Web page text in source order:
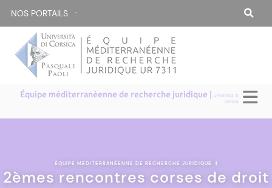
NOS PORTAILS :
Équipe méditerranéenne de recherche juridique |Università di
Corsica
ÉQUIPE MÉDITERRANÉENNE DE RECHERCHE JURIDIQUE |
2èmes rencontres corses de droit